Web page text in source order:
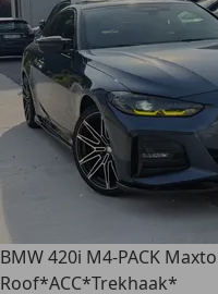
BMW 420i M4-PACK
Roof*ACC*Trekhaak*